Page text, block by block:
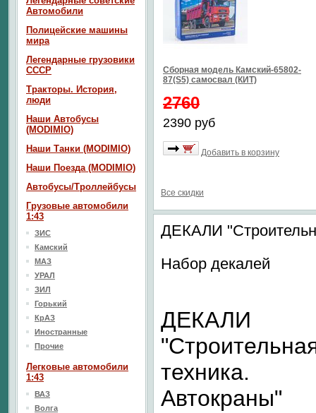
Сборная модель Камский-65802-
87(S5) самосвал (КИТ)
2760
2390 руб
Добавить в корзину
Все скидки
ДЕКАЛИ
Набор декалей
ДЕКАЛИ
техника.
Автокраны"
Автомобили
Полицейские машины
мира
Легендарные грузовики
СССР
Тракторы. История,
люди
Наши Автобусы
(MODIMIO)
Наши Танки (MODIMIO)
Наши Поезда (MODIMIO)
Автобусы/Троллейбусы
Грузовые автомобили
1:43
ЗИС
Камский
МАЗ
УРАЛ
ЗИЛ
Горький
КрАЗ
Иностранные
Прочие
Легковые автомобили
1:43
ВАЗ
Волга